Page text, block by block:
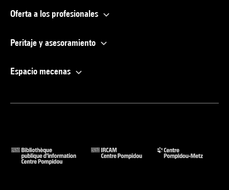
Oferta a los profesionales
Peritaje y asesoramiento
Espacio mecenas